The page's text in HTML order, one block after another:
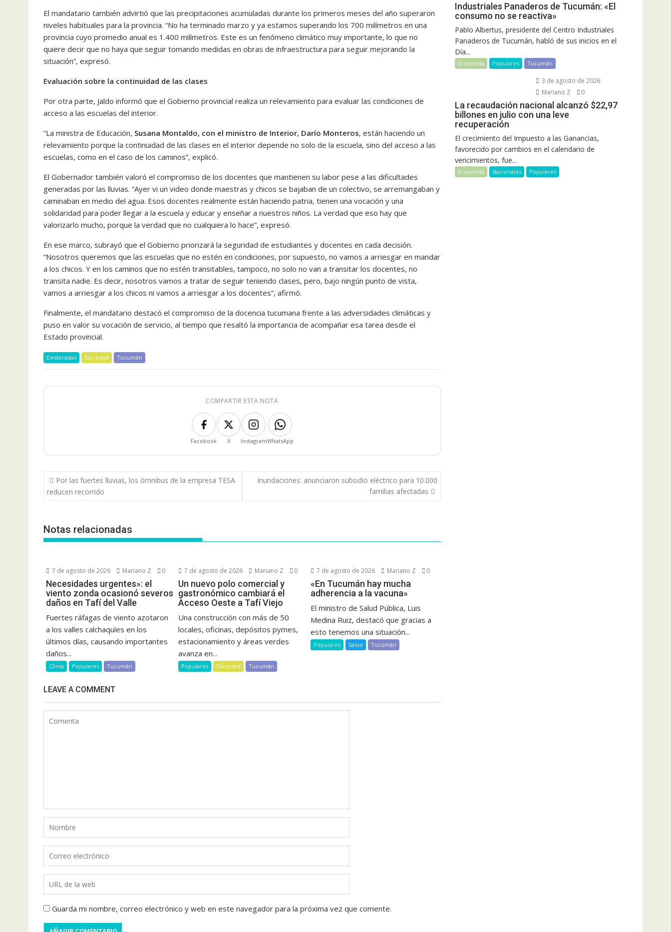
El mandatario también advirtió que las precipitaciones acumuladas durante los primeros meses del año superaron
niveles habituales para la provincia. “No ha terminado marzo y ya estamos superando los 700 milímetros en una
provincia cuyo promedio anual es 1.400 milímetros. Este es un fenómeno climático muy importante, lo que no
quiere decir que no haya que seguir tomando medidas en obras de infraestructura para seguir mejorando la
situación”, expresó.
Evaluación sobre la continuidad de las clases
Por otra parte, Jaldo informó que el Gobierno provincial realiza un relevamiento para evaluar las condiciones de
acceso a las escuelas del interior.
“La ministra de Educación, Susana Montaldo, con el ministro de Interior, Darío Monteros, están haciendo un
relevamiento porque la continuidad de las clases en el interior depende no solo de la escuela, sino del acceso a las
escuelas, como en el caso de los caminos”, explicó.
El Gobernador también valoró el compromiso de los docentes que mantienen su labor pese a las dificultades
generadas por las lluvias. “Ayer vi un video donde maestras y chicos se bajaban de un colectivo, se arremangaban y
caminaban en medio del agua. Esos docentes realmente están haciendo patria, tienen una vocación y una
solidaridad para poder llegar a la escuela y educar y enseñar a nuestros niños. La verdad que eso hay que
valorizarlo mucho, porque la verdad que no cualquiera lo hace”, expresó.
En ese marco, subrayó que el Gobierno priorizará la seguridad de estudiantes y docentes en cada decisión.
“Nosotros queremos que las escuelas que no estén en condiciones, por supuesto, no vamos a arriesgar en mandar
a los chicos. Y en los caminos que no estén transitables, tampoco, no solo no van a transitar los docentes, no
transita nadie. Es decir, nosotros vamos a tratar de seguir teniendo clases, pero, bajo ningún punto de vista,
vamos a arriesgar a los chicos ni vamos a arriesgar a los docentes”, afirmó.
Finalmente, el mandatario destacó el compromiso de la docencia tucumana frente a las adversidades climáticas y
puso en valor su vocación de servicio, al tiempo que resaltó la importancia de acompañar esa tarea desde el
Estado provincial.
Destacadas Sociedad Tucumán
COMPARTIR ESTA NOTA
Facebook X InstagramWhatsApp
Navegación
de
entradas
Por las fuertes lluvias, los ómnibus de la empresa TESA
reducen recorrido
Inundaciones: anunciaron subsidio eléctrico para 10.000
familias afectadas
Notas relacionadas
7 de agosto de 2026 Mariano Z 0
Necesidades urgentes»: el
viento zonda ocasionó severos
daños en Tafí del Valle
Fuertes ráfagas de viento azotaron
a los valles calchaquíes en los
últimos días, causando importantes
daños...
Clima Populares Tucumán
7 de agosto de 2026 Mariano Z 0
Un nuevo polo comercial y
gastronómico cambiará el
Acceso Oeste a Tafí Viejo
Una construcción con más de 50
locales, oficinas, depósitos pymes,
estacionamiento y áreas verdes
avanza en...
Populares Sociedad Tucumán
7 de agosto de 2026 Mariano Z 0
«En Tucumán hay mucha
adherencia a la vacuna»
El ministro de Salud Pública, Luis
Medina Ruiz, destacó que gracias a
esto tenemos una situación...
Populares Salud Tucumán
LEAVE A COMMENT
Guarda mi nombre, correo electrónico y web en este navegador para la próxima vez que comente.
Industriales Panaderos de Tucumán: «El
consumo no se reactiva»
Pablo Albertus, presidente del Centro Industriales
Panaderos de Tucumán, habló de sus inicios en el
Día...
Economía Populares Tucumán
3 de agosto de 2026
Mariano Z
0
La recaudación nacional alcanzó $22,97
billones en julio con una leve
recuperación
El crecimiento del Impuesto a las Ganancias,
favorecido por cambios en el calendario de
vencimientos, fue...
Economía Nacionales Populares